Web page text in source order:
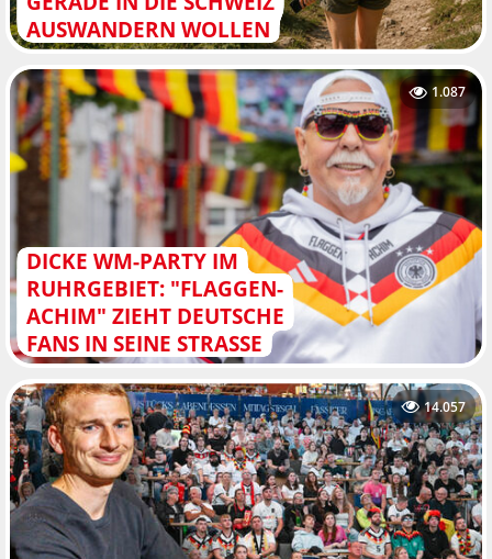
AUSWANDERN WOLLEN
DICKE WM-PARTY IM
RUHRGEBIET: "FLAGGEN-
ACHIM" ZIEHT DEUTSCHE
FANS IN SEINE STRASSE
1.087
14.057